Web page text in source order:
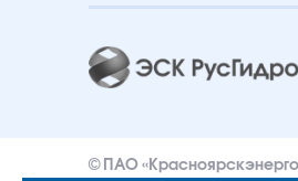
© ПАО